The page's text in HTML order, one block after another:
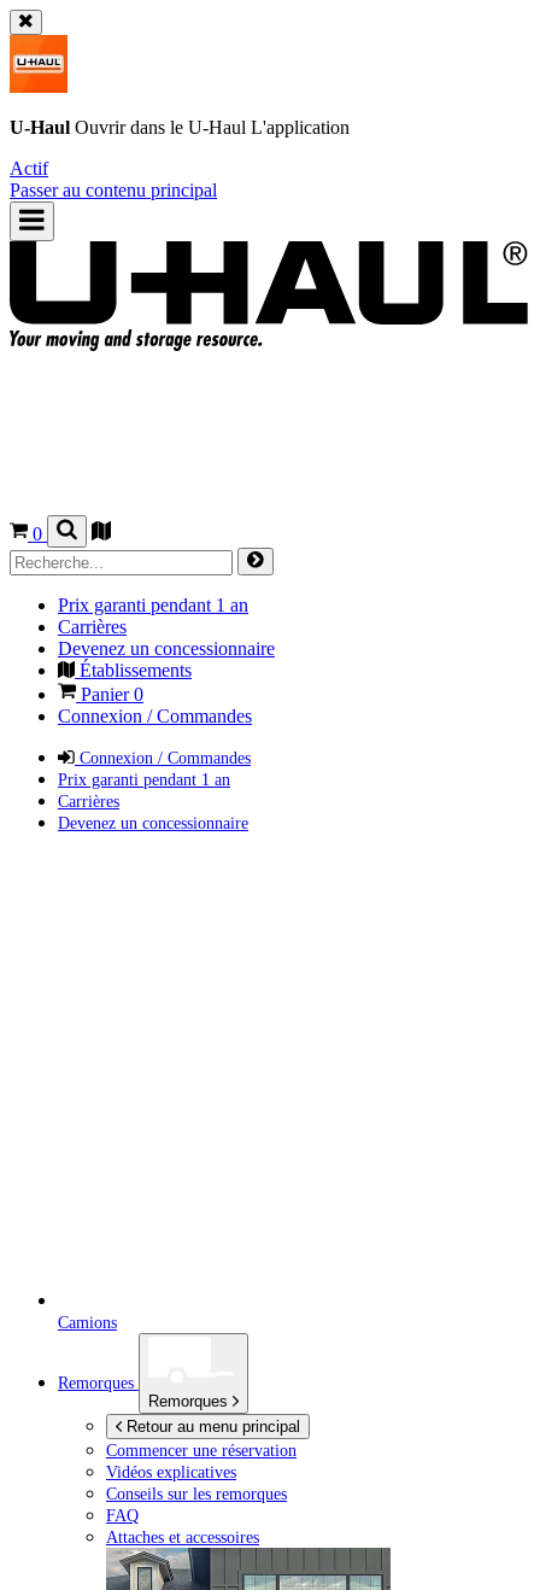
U-Haul Ouvrir dans le U-Haul L'application
Actif
Passer au contenu principal
0
Prix garanti pendant 1 an
Carrières
Devenez un concessionnaire
Établissements
Panier0
Connexion / Commandes
Connexion / Commandes
Prix garanti pendant 1 an
Carrières
Devenez un concessionnaire
Camions
Remorques
Remorques
Retour au menu principal
Commencer une réservation
Vidéos explicatives
Conseils sur les remorques
FAQ
Attaches et accessoires